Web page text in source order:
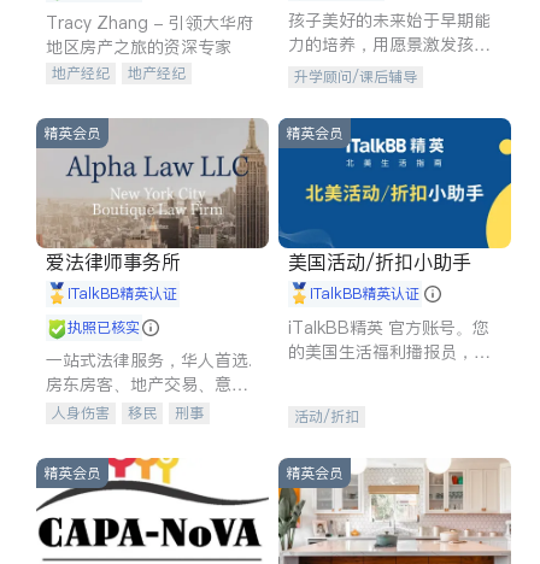
Tracy Zhang - 引领大华府
地区房产之旅的资深专家
地产经纪
地产经纪
商铺租售
孩子美好的未来始于早期能
力的培养，用愿景激发孩子
的学习潜力和动力。理念：
拥有成长型心态是成功的基
石。
升学顾问/课后辅导
精英会员
爱法律师事务所
iTalkBB精英认证
执照已核实
一站式法律服务，华人首选.
房东房客、地产交易、意外
伤害、车祸重伤、商业诉
建筑合同、刑事案件全包办
人身伤害 移民
刑事
信托/遗嘱
商业
索赔
律师-其它 保释
精英会员
美国活动/折扣小助手
iTalkBB精英认证
iTalkBB精英 官方账号。您
的美国生活福利播报员，精
专属福利。
活动/折扣
精英会员 精英会员